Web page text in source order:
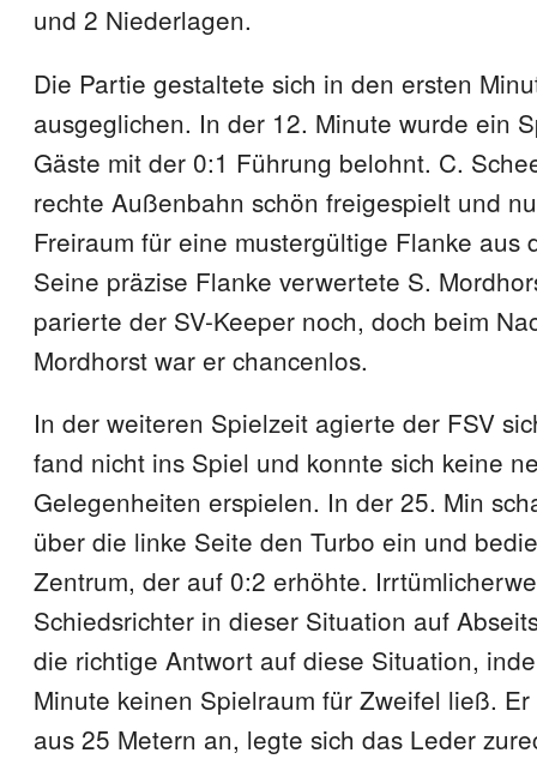
und 2 Niederlagen.
Die Partie gestaltete sich in den ersten
ausgeglichen. In der 12. Minute wurde ein
Gäste mit der 0:1 Führung belohnt. C.
rechte Außenbahn schön freigespielt und
Freiraum für eine mustergültige Flanke aus
Seine präzise Flanke verwertete S.
parierte der SV-Keeper noch, doch beim
Mordhorst war er chancenlos.
In der weiteren Spielzeit agierte der FSV
fand nicht ins Spiel und konnte sich keine
Gelegenheiten erspielen. In der 25. Min
über die linke Seite den Turbo ein und
Zentrum, der auf 0:2 erhöhte.
Schiedsrichter in dieser Situation auf
die richtige Antwort auf diese Situation,
Minute keinen Spielraum für Zweifel ließ.
aus 25 Metern an, legte sich das Leder